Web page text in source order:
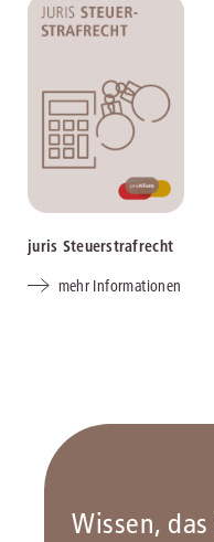
juris Steuerstrafrecht
mehr Informationen
Wissen,